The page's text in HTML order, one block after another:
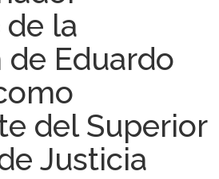
la
Eduardo
del Superior
Justicia